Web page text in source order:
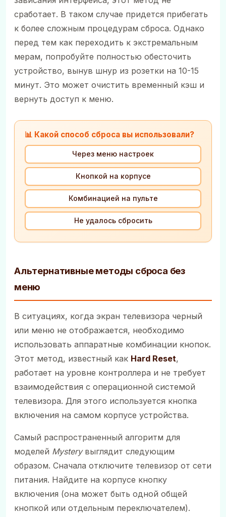
сработает. В таком случае придется прибегать
к более сложным процедурам сброса. Однако
перед тем как переходить к экстремальным
мерам, попробуйте полностью обесточить
устройство, вынув шнур из розетки на 10-15
минут. Это может очистить временный кэш и
вернуть доступ к меню.
📊 Какой способ сброса вы использовали?
Через меню настроек
Кнопкой на корпусе
Комбинацией на пульте
Не удалось сбросить
Альтернативные методы сброса без
меню
В ситуациях, когда экран телевизора черный
или меню не отображается, необходимо
использовать аппаратные комбинации кнопок.
Этот метод, известный как Hard Reset,
работает на уровне контроллера и не требует
взаимодействия с операционной системой
телевизора. Для этого используется кнопка
включения на самом корпусе устройства.
Самый распространенный алгоритм для
моделей Mysteryвыглядит следующим
образом. Сначала отключите телевизор от сети
питания. Найдите на корпусе кнопку
включения (она может быть одной общей
кнопкой или отдельным переключателем).